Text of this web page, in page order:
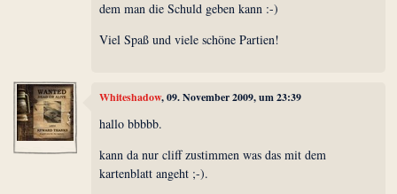
dem man die Schuld geben kann :-)
Viel Spaß und viele schöne Partien!
Whiteshadow, 09. November 2009, um 23:39
hallo bbbbb.
kann da nur cliff zustimmen was das mit dem
kartenblatt angeht ;-).